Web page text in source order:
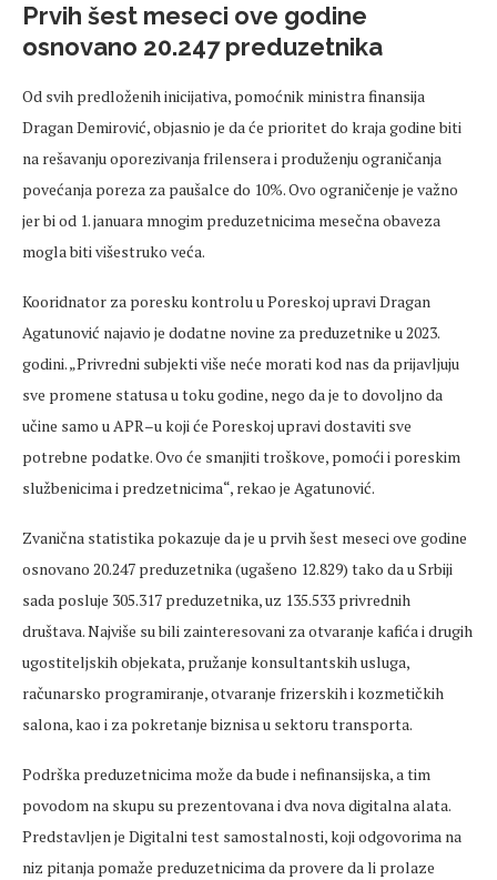
Prvih šest meseci ove godine
osnovano 20.247 preduzetnika
Od svih predloženih inicijativa, pomoćnik ministra finansija
Dragan Demirović, objasnio je da će prioritet do kraja godine biti
na rešavanju oporezivanja frilensera i produženju ograničanja
povećanja poreza za paušalce do 10%. Ovo ograničenje je važno
jer bi od 1. januara mnogim preduzetnicima mesečna obaveza
mogla biti višestruko veća.
Kooridnator za poresku kontrolu u Poreskoj upravi Dragan
Agatunović najavio je dodatne novine za preduzetnike u 2023.
godini. „Privredni subjekti više neće morati kod nas da prijavljuju
sve promene statusa u toku godine, nego da je to dovoljno da
učine samo u APR–u koji će Poreskoj upravi dostaviti sve
potrebne podatke. Ovo će smanjiti troškove, pomoći i poreskim
službenicima i predzetnicima“, rekao je Agatunović.
Zvanična statistika pokazuje da je u prvih šest meseci ove godine
osnovano 20.247 preduzetnika (ugašeno 12.829) tako da u Srbiji
sada posluje 305.317 preduzetnika, uz 135.533 privrednih
društava. Najviše su bili zainteresovani za otvaranje kafića i drugih
ugostiteljskih objekata, pružanje konsultantskih usluga,
računarsko programiranje, otvaranje frizerskih i kozmetičkih
salona, kao i za pokretanje biznisa u sektoru transporta.
Podrška preduzetnicima može da bude i nefinansijska, a tim
povodom na skupu su prezentovana i dva nova digitalna alata.
Predstavljen je Digitalni test samostalnosti, koji odgovorima na
niz pitanja pomaže preduzetnicima da provere da li prolaze